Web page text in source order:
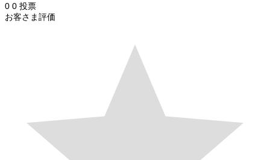
0 0 投票
お客さま評価